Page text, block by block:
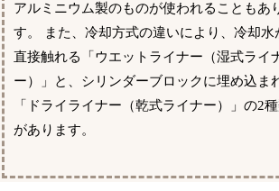
アルミニウム製のものが使われることもあ
す。 また、冷却方式の違いにより、冷却水
直接触れる「ウエットライナー（湿式ライ
ー）」と、シリンダーブロックに埋め込ま
「ドライライナー（乾式ライナー）」の2
があります。